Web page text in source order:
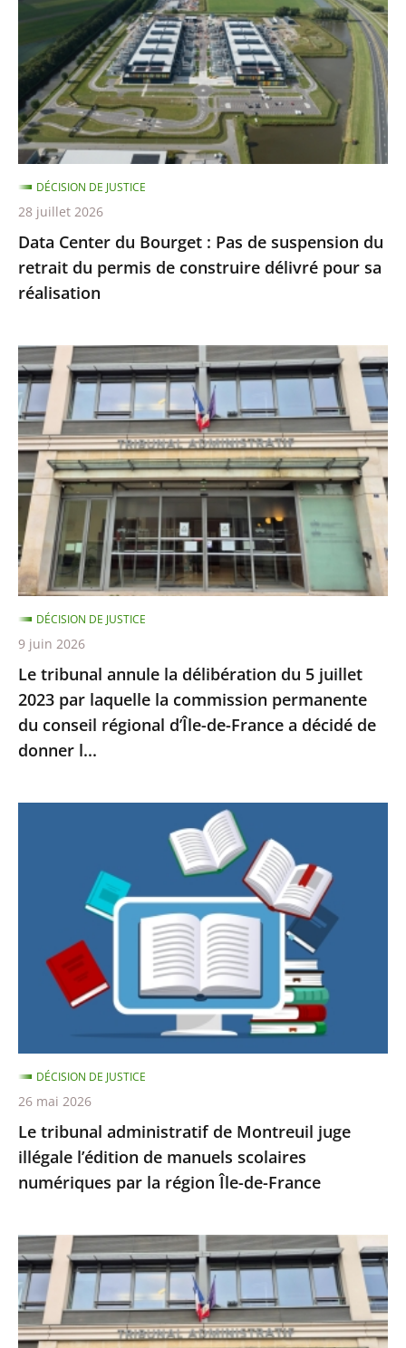
:
Pas
de
suspension
du
retrait
permis
construire
délivré
pour
réalisation
Data Center du Bourget : Pas de suspension du
retrait du permis de construire délivré pour sa
réalisation
DÉCISION DE JUSTICE
28 juillet 2026
Le
tribunal
annule
la
délibération
du
juillet
2023
par
laquelle
la
permanente
du
conseil
régional
Le tribunal annule la délibération du 5 juillet
2023 par laquelle la commission permanente
du conseil régional d’Île-de-France a décidé de
donner l...
DÉCISION DE JUSTICE
9 juin 2026
Montreuil
illégale
l’édition
scolaires
numériques
la
région
Île-
France
Le tribunal administratif de Montreuil juge
illégale l’édition de manuels scolaires
numériques par la région Île-de-France
DÉCISION DE JUSTICE
26 mai 2026
Arrêté
anti-
expulsion
du